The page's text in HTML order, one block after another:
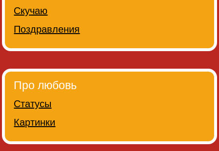
Скучаю
Поздравления
Про любовь
Статусы
Картинки